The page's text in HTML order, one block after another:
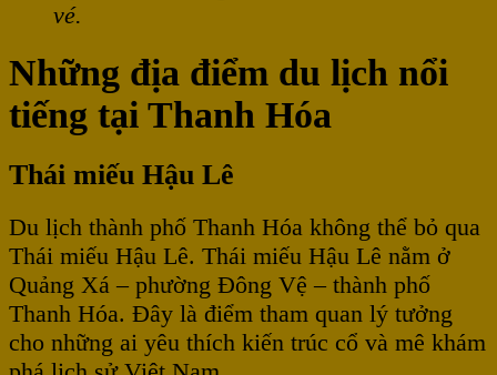
vé.
Những địa điểm du lịch nổi
tiếng tại Thanh Hóa
Thái miếu Hậu Lê
Du lịch thành phố Thanh Hóa không thể bỏ qua
Thái miếu Hậu Lê. Thái miếu Hậu Lê nằm ở
Quảng Xá – phường Đông Vệ – thành phố
Thanh Hóa. Đây là điểm tham quan lý tưởng
cho những ai yêu thích kiến trúc cổ và mê khám